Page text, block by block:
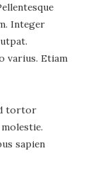
Integer
varius. Etiam
tortor
sapien